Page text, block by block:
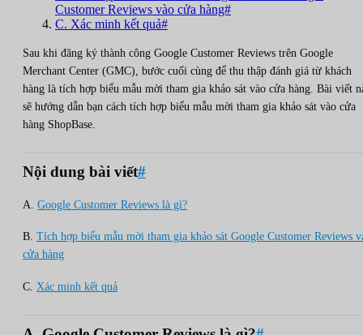
Customer Reviews vào cửa hàng#
C. Xác minh kết quả#
Sau khi đăng ký thành công Google Customer Reviews trên Google
Merchant Center (GMC), bước cuối cùng để thu thập đánh giá từ khách
hàng là tích hợp biểu mẫu mời tham gia khảo sát vào cửa hàng. Bài viết
sẽ hướng dẫn bạn cách tích hợp biểu mẫu mời tham gia khảo sát vào cửa
hàng ShopBase.
Nội dung bài viết#
A. Google Customer Reviews là gì?
B. Tích hợp biểu mẫu mời tham gia khảo sát Google Customer Reviews
cửa hàng
C. Xác minh kết quả